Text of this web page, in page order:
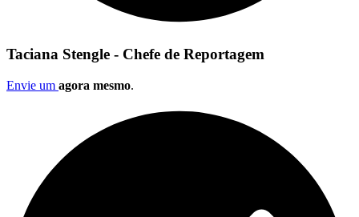
Taciana Stengle - Chefe de Reportagem
Envie um agora mesmo.